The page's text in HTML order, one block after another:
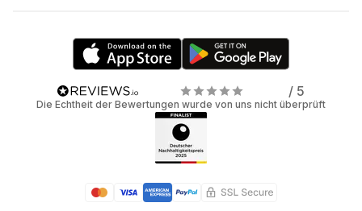
/ 5
Die Echtheit der Bewertungen wurde von uns nicht überprüft